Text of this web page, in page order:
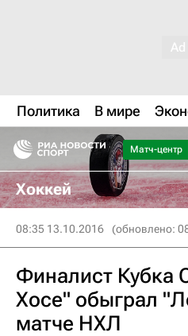
Политика В мире
Матч-центр
Хоккей
08:35 13.10.2016 (обновлено:
Финалист Кубка
Хосе" обыграл
матче НХЛ